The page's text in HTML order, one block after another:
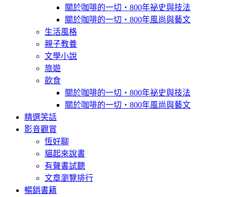
關於咖啡的一切‧800年祕史與技法
關於咖啡的一切‧800年風尚與藝文
生活風格
親子教養
文學小說
旅遊
飲食
關於咖啡的一切‧800年祕史與技法
關於咖啡的一切‧800年風尚與藝文
精選笑話
影音觀賞
恆好聊
貓起來說書
有聲書試聽
文章瀏覽排行
暢銷書籍